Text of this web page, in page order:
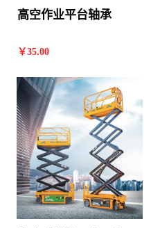
高空作业平台轴承
￥35.00